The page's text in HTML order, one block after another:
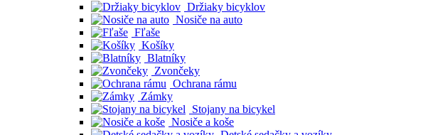
Držiaky bicyklov
Nosiče na auto
Fľaše
Košíky
Blatníky
Zvončeky
Ochrana rámu
Zámky
Stojany na bicykel
Nosiče a koše